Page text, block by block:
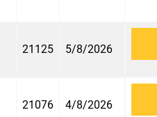
21125 5/8/2026
21076 4/8/2026